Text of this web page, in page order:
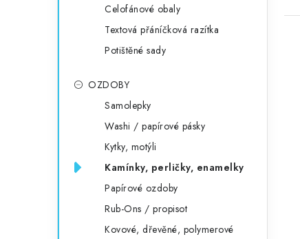
Celofánové obaly
Textová přáníčková razítka
Potištěné sady
OZDOBY
Samolepky
Washi / papírové pásky
Kytky, motýli
Kamínky, perličky, enamelky
Papírové ozdoby
Rub-Ons / propisot
Kovové, dřevěné, polymerové